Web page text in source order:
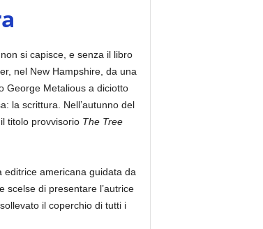
si capisce, e senza il libro
nel New Hampshire, da una
George Metalious a diciotto
la scrittura. Nell’autunno del
titolo provvisorio The Tree
editrice americana guidata da
di presentare l’autrice
il coperchio di tutti i